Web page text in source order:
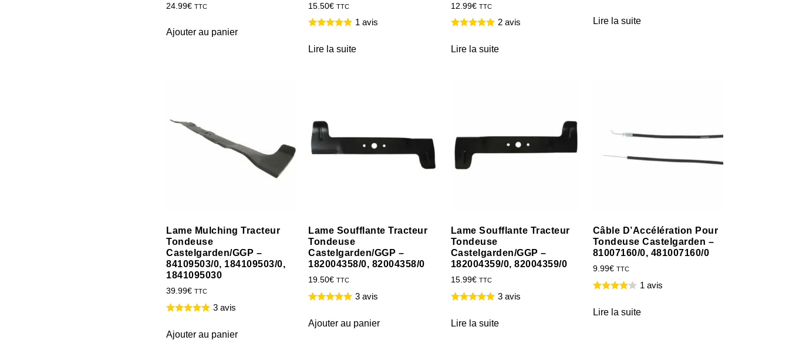
24.99€ TTC
Ajouter au panier
15.50€ TTC
1 avis
Lire la suite
12.99€ TTC
2 avis
Lire la suite
Lire la suite
Lame Mulching Tracteur
Tondeuse
Castelgarden/GGP –
84109503/0, 184109503/0,
1841095030
39.99€ TTC
3 avis
Ajouter au panier
Lame Soufflante Tracteur
Tondeuse
Castelgarden/GGP –
182004358/0, 82004358/0
19.50€ TTC
3 avis
Ajouter au panier
Lame Soufflante Tracteur
Tondeuse
Castelgarden/GGP –
182004359/0, 82004359/0
15.99€ TTC
3 avis
Lire la suite
Câble D’Accélération Pour
Tondeuse Castelgarden –
81007160/0, 481007160/0
9.99€ TTC
1 avis
Lire la suite